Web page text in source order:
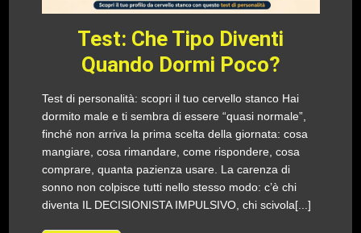
Test: Che Tipo Diventi
Quando Dormi Poco?
Test di personalità: scopri il tuo cervello stanco Hai
dormito male e ti sembra di essere “quasi normale”,
finché non arriva la prima scelta della giornata: cosa
mangiare, cosa rimandare, come rispondere, cosa
comprare, quanta pazienza usare. La carenza di
sonno non colpisce tutti nello stesso modo: c’è chi
diventa IL DECISIONISTA IMPULSIVO, chi scivola[...]